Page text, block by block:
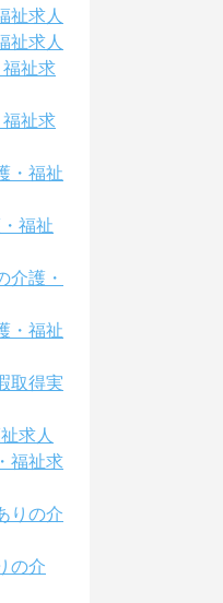
祉求人
祉求人
祉求
祉求
・福祉
福祉
介護・
・福祉
取得実
求人
福祉求
りの介
の介